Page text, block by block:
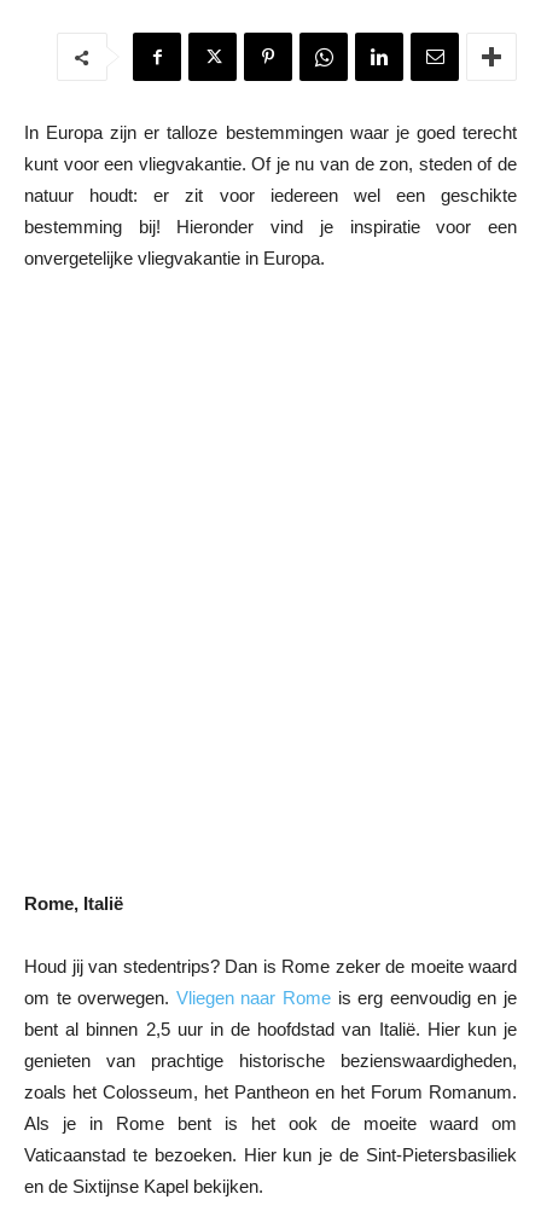
In Europa zijn er talloze bestemmingen waar je goed terecht
kunt voor een vliegvakantie. Of je nu van de zon, steden of de
natuur houdt: er zit voor iedereen wel een geschikte
bestemming bij! Hieronder vind je inspiratie voor een
onvergetelijke vliegvakantie in Europa.
Rome, Italië
Houd jij van stedentrips? Dan is Rome zeker de moeite waard
om te overwegen. Vliegen naar Rome is erg eenvoudig en je
bent al binnen 2,5 uur in de hoofdstad van Italië. Hier kun je
genieten van prachtige historische bezienswaardigheden,
zoals het Colosseum, het Pantheon en het Forum Romanum.
Als je in Rome bent is het ook de moeite waard om
Vaticaanstad te bezoeken. Hier kun je de Sint-Pietersbasiliek
en de Sixtijnse Kapel bekijken.